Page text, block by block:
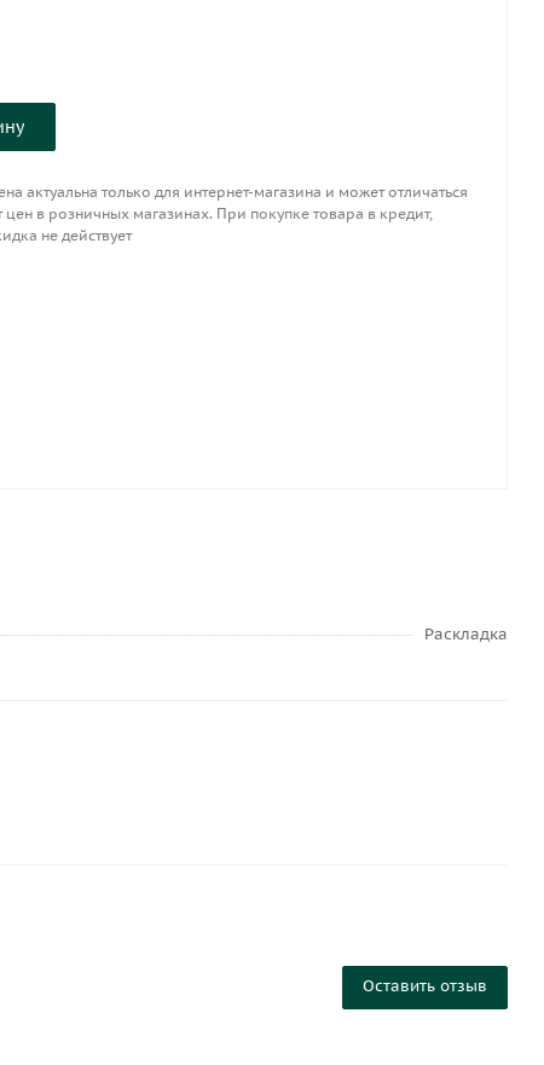
актуальна только для интернет-магазина и может отличаться
цен в розничных магазинах. При покупке товара в кредит,
не действует
Раскладка
Оставить отзыв